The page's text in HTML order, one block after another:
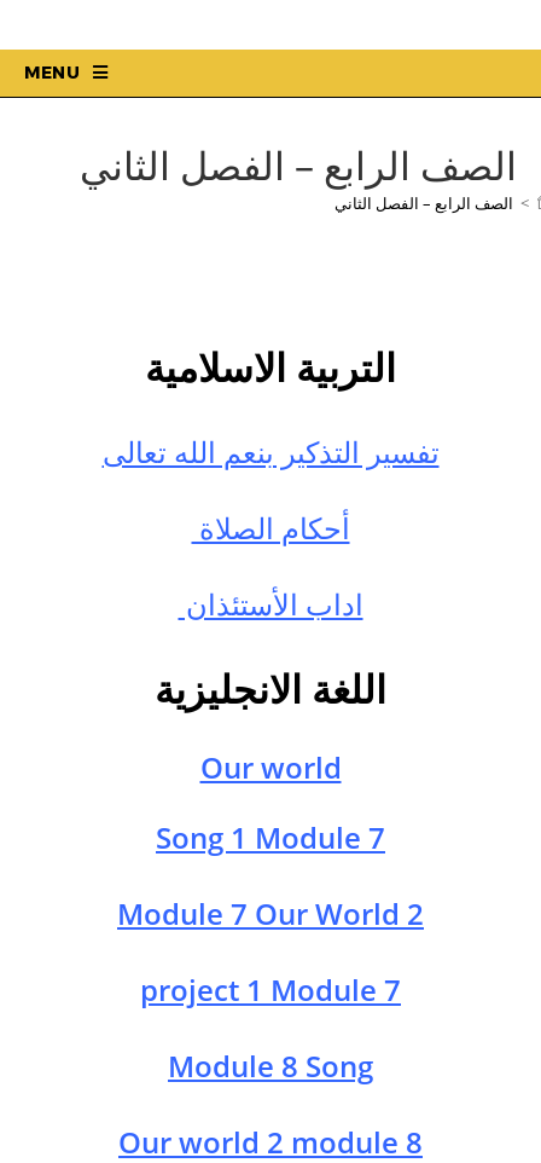
MENU
الصف الرابع – الفصل الثاني
> الصف الرابع – الفصل الثاني
التربية الاسلامية
تفسير التذكير بنعم الله تعالى
أحكام الصلاة
اداب الأستئذان
اللغة الانجليزية
Our world
Song 1 Module 7
Module 7 Our World 2
project 1 Module 7
Module 8 Song
Our world 2 module 8